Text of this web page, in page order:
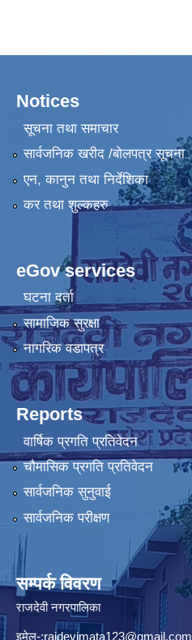
Notices
सूचना तथा समाचार
सार्वजनिक खरीद /बोलपत्र सूचना
एन, कानुन तथा निर्देशिका
कर तथा शुल्कहरु
eGov services
घटना दर्ता
सामाजिक सुरक्षा
नागरिक वडापत्र
Reports
वार्षिक प्रगति प्रतिवेदन
चौमासिक प्रगति प्रतिवेदन
सार्वजनिक सुनुवाई
सार्वजनिक परीक्षण
सम्पर्क विवरण
राजदेवी नगरपालिका
इमेल-:rajdevimata123@gmail.com